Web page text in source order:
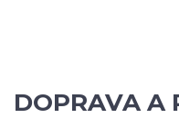
DOPRAVA A